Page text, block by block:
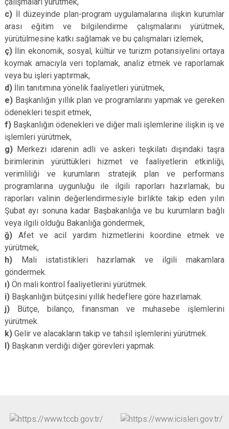
c) İl düzeyinde plan-program uygulamalarına ilişkin kurumlar
arası eğitim ve bilgilendirme çalışmalarını yürütmek,
yürütülmesine katkı sağlamak ve bu çalışmaları izlemek,
ç) İlin ekonomik, sosyal, kültür ve turizm potansiyelini ortaya
koymak amacıyla veri toplamak, analiz etmek ve raporlamak
veya bu işleri yaptırmak,
d) İlin tanıtımına yönelik faaliyetleri yürütmek,
e) Başkanlığın yıllık plan ve programlarını yapmak ve gereken
ödenekleri tespit etmek,
f) Başkanlığın ödenekleri ve diğer mali işlemlerine ilişkin iş ve
işlemleri yürütmek,
g) Merkezi idarenin adli ve askeri teşkilatı dışındaki taşra
birimlerinin yürüttükleri hizmet ve faaliyetlerin etkinliği,
verimliliği ve kurumların stratejik plan ve performans
programlarına uygunluğu ile ilgili raporları hazırlamak, bu
raporları valinin değerlendirmesiyle birlikte takip eden yılın
Şubat ayı sonuna kadar Başbakanlığa ve bu kurumların bağlı
veya ilgili olduğu Bakanlığa göndermek,
ğ) Afet ve acil yardım hizmetlerini koordine etmek ve
yürütmek,
h) Mali istatistikleri hazırlamak ve ilgili makamlara
göndermek.
ı) Ön mali kontrol faaliyetlerini yürütmek.
i) Başkanlığın bütçesini yıllık hedeflere göre hazırlamak.
j) Bütçe, bilanço, finansman ve muhasebe işlemlerini
yürütmek.
k) Gelir ve alacakların takip ve tahsil işlemlerini yürütmek.
l) Başkanın verdiği diğer görevleri yapmak.